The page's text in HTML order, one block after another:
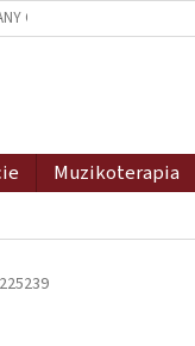
OSOBNÝCH ÚDAJOV
Muzikoterapia